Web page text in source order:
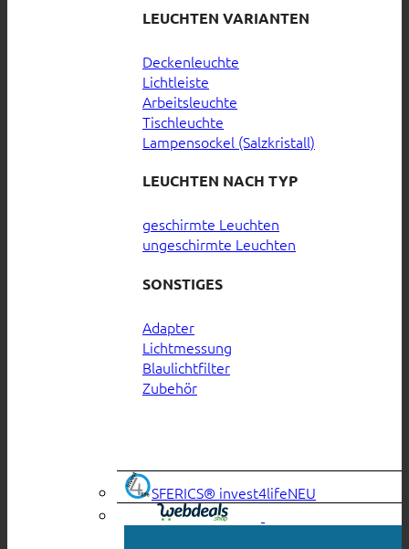
LEUCHTEN VARIANTEN
Deckenleuchte
Lichtleiste
Arbeitsleuchte
Tischleuchte
Lampensockel (Salzkristall)
LEUCHTEN NACH TYP
geschirmte Leuchten
ungeschirmte Leuchten
SONSTIGES
Adapter
Lichtmessung
Blaulichtfilter
Zubehör
SFERICS® invest4life